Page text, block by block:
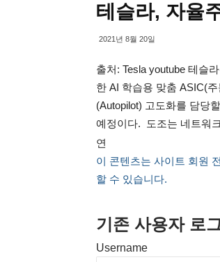
테슬라, 자율
2021년 8월 20일
출처: Tesla youtube 테슬
한 AI 학습용 맞춤 ASIC(
(Autopilot) 고도화를 담당
예정이다. 도조는 네트워
연
이 콘텐츠는 사이트 회원
할 수 있습니다.
기존 사용자 로
Username